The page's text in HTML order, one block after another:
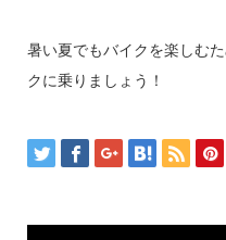
暑い夏でもバイクを楽しむ
クに乗りましょう！